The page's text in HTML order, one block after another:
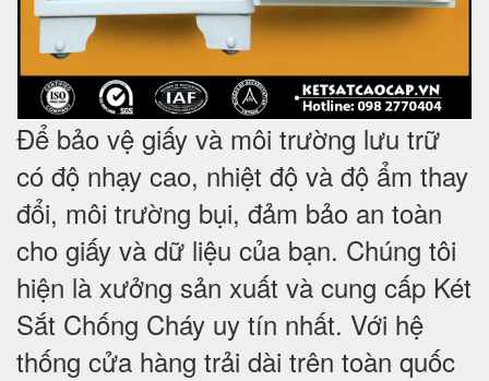
Để bảo vệ giấy và môi trường lưu trữ
có độ nhạy cao, nhiệt độ và độ ẩm thay
đổi, môi trường bụi, đảm bảo an toàn
cho giấy và dữ liệu của bạn. Chúng tôi
hiện là xưởng sản xuất và cung cấp Két
Sắt Chống Cháy uy tín nhất. Với hệ
thống cửa hàng trải dài trên toàn quốc